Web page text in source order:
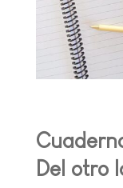
Del otro